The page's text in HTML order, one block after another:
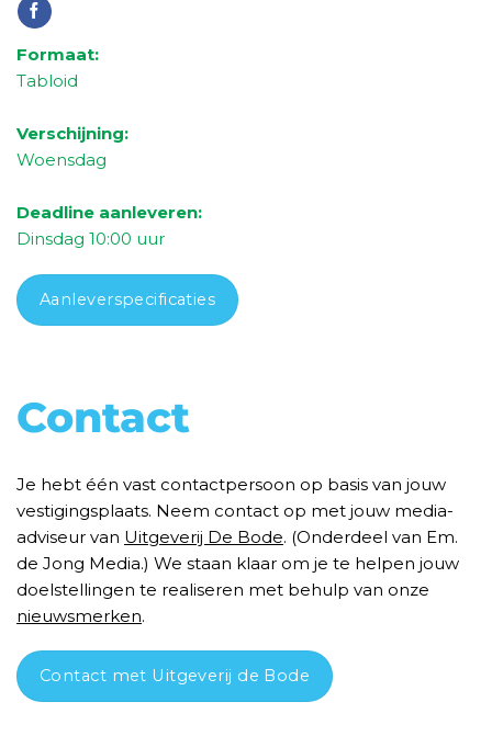
Formaat:
Tabloid
Verschijning:
Woensdag
Deadline aanleveren:
Dinsdag 10:00 uur
Aanleverspecificaties
Contact
Je hebt één vast contactpersoon op basis van jouw
vestigingsplaats. Neem contact op met jouw media-
adviseur van Uitgeverij De Bode. (Onderdeel van Em.
de Jong Media.) We staan klaar om je te helpen jouw
doelstellingen te realiseren met behulp van onze
nieuwsmerken.
Contact met Uitgeverij de Bode